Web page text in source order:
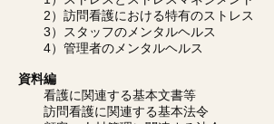
2）訪問看護における特有のストレス
3）スタッフのメンタルヘルス
4）管理者のメンタルヘルス
資料編
看護に関連する基本文書等
訪問看護に関連する基本法令